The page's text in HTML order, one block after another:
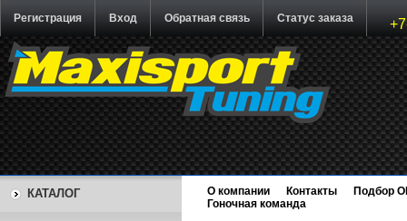
Регистрация Вход Обратная связь Статус заказа
КАТАЛОГ О компании Контакты
Подбор
Гоночная команда